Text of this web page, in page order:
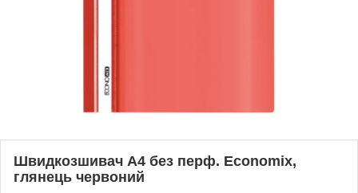
Швидкозшивач А4 без перф. Economix,
глянець червоний